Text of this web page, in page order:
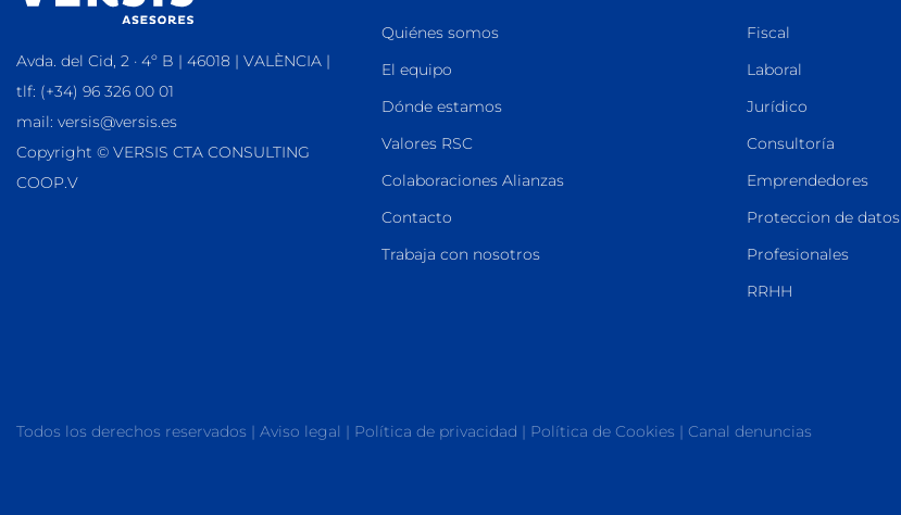
Avda. del Cid, 2 · 4º B | 46018 | VALÈNCIA |
tlf: (+34) 96 326 00 01
mail: versis@versis.es
Copyright © VERSIS CTA CONSULTING
COOP.V
Quiénes somos
El equipo
Dónde estamos
Valores RSC
Colaboraciones Alianzas
Contacto
Trabaja con nosotros
Fiscal
Laboral
Jurídico
Consultoría
Emprendedores
Proteccion de datos
Profesionales
RRHH
Todos los derechos reservados | Aviso legal | Política de privacidad | Política de Cookies | Canal denuncias